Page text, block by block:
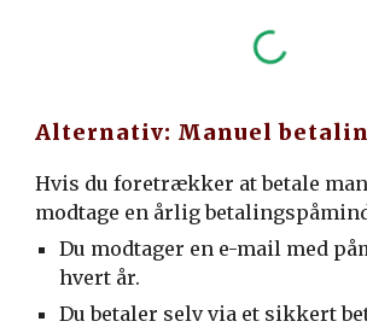
Alternativ: Manuel
Hvis du foretrækker at betale
modtage en årlig
Du modtager en e-mail med
hvert år.
Du betaler selv via et sikkert